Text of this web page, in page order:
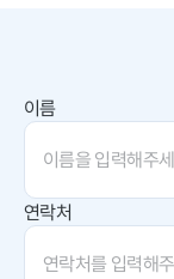
이름
연락처